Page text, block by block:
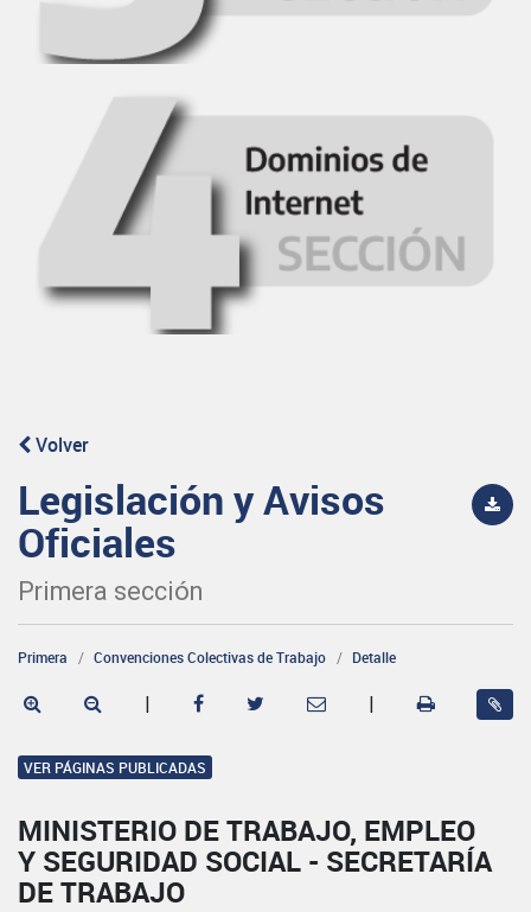
Volver
Legislación y Avisos
Oficiales
Primera sección
Primera Convenciones Colectivas de Trabajo Detalle
| |
VER PÁGINAS PUBLICADAS
MINISTERIO DE TRABAJO, EMPLEO
Y SEGURIDAD SOCIAL - SECRETARÍA
DE TRABAJO